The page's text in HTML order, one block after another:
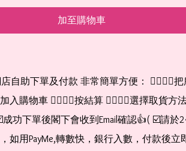
加至購物車
自助下單及付款 非常簡單方便： 👉🏻👉🏻
入購物車 👉🏻👉🏻按結算 👉🏻👉🏻選擇取貨方
功下單後閣下會收到Email確認👍( ☑️請於
如用PayMe,轉數快，銀行入數，付款後立